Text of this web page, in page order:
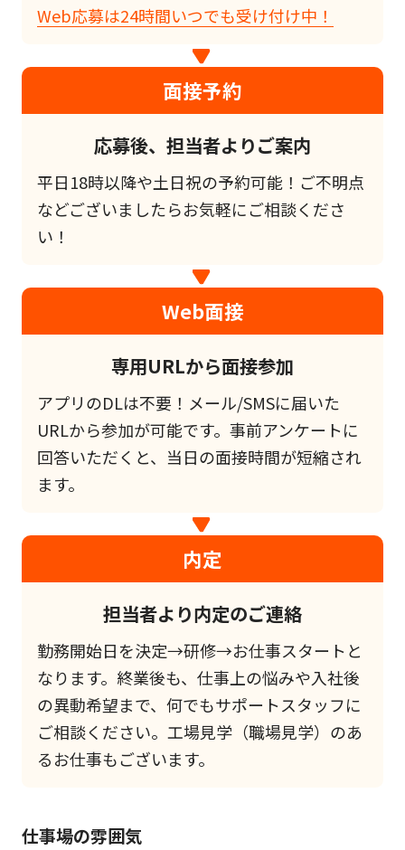
Web応募は24時間いつでも受け付け中！
面接予約
応募後、担当者よりご案内
平日18時以降や土日祝の予約可能！ご不明点
などございましたらお気軽にご相談くださ
い！
Web面接
専用URLから面接参加
アプリのDLは不要！メール/SMSに届いた
URLから参加が可能です。事前アンケートに
回答いただくと、当日の面接時間が短縮され
ます。
内定
担当者より内定のご連絡
勤務開始日を決定→研修→お仕事スタートと
なります。終業後も、仕事上の悩みや入社後
の異動希望まで、何でもサポートスタッフに
ご相談ください。工場見学（職場見学）のあ
るお仕事もございます。
仕事場の雰囲気